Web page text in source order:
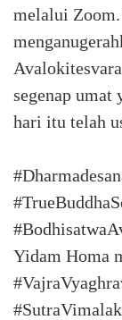
melalui
segenap umat
hari itu telah
Yidam Homa